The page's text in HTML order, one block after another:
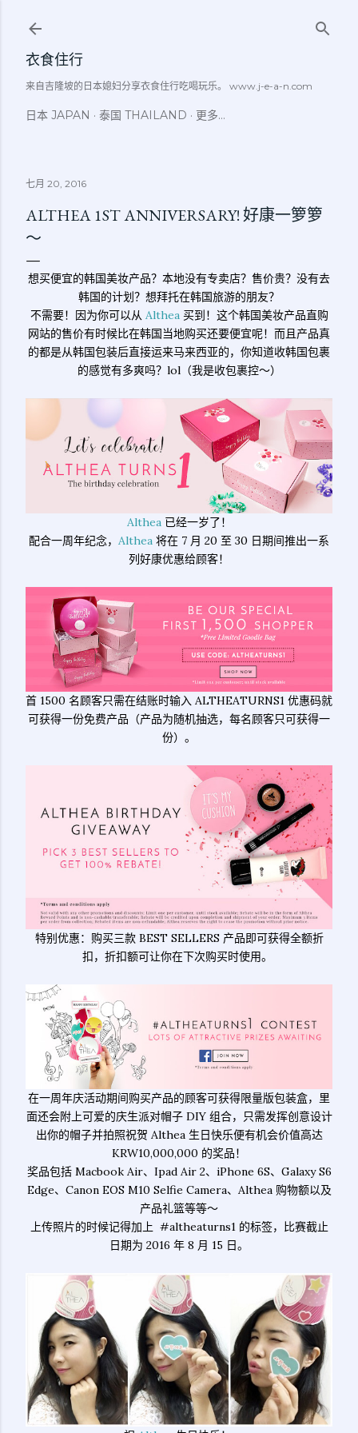
衣食住行
来自吉隆坡的日本媳妇分享衣食住行吃喝玩乐。 www.j-e-a-n.com
日本 JAPAN 泰国 THAILAND 更多…
七月 20, 2016
ALTHEA 1ST ANNIVERSARY! 好康一箩箩
～
想买便宜的韩国美妆产品？本地没有专卖店？售价贵？没有去
韩国的计划？想拜托在韩国旅游的朋友？
不需要！因为你可以从 Althea买到！这个韩国美妆产品直购
网站的售价有时候比在韩国当地购买还要便宜呢！而且产品真
的都是从韩国包装后直接运来马来西亚的，你知道收韩国包裹
的感觉有多爽吗？lol（我是收包裹控～）
Althea已经一岁了！
配合一周年纪念， Althea 将在 7 月 20 至 30 日期间推出一系
列好康优惠给顾客！
首 1500 名顾客只需在结账时输入 ALTHEATURNS1 优惠码就
可获得一份免费产品（产品为随机抽选，每名顾客只可获得一
份）。
特别优惠：购买三款 BEST SELLERS 产品即可获得全额折
扣，折扣额可让你在下次购买时使用。
在一周年庆活动期间购买产品的顾客可获得限量版包装盒，里
面还会附上可爱的庆生派对帽子 DIY 组合，只需发挥创意设计
出你的帽子并拍照祝贺 Althea 生日快乐便有机会价值高达
KRW10,000,000 的奖品！
奖品包括 Macbook Air、Ipad Air 2、iPhone 6S、Galaxy S6
Edge、Canon EOS M10 Selfie Camera、Althea 购物额以及
产品礼篮等等～
上传照片的时候记得加上 #altheaturns1 的标签，比赛截止
日期为 2016 年 8 月 15 日。